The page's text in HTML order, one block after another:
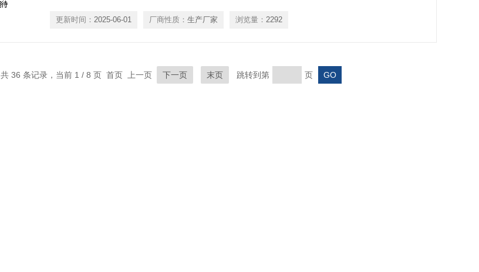
更新时间： 2025-06-01 厂商性质： 生产厂家 浏览量： 2292
共 36 条记录，当前 1 / 8 页 首页 上一页 下一页 末页 跳转到第 页